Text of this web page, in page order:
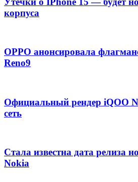
корпуса
OPPO анонсировала
Reno9
Официальный рендер iQOO
сеть
Стала известна дата релиза
Nokia